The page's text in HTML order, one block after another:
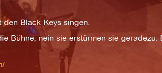
den Black Keys singen.
Bühne, nein sie erstürmen sie